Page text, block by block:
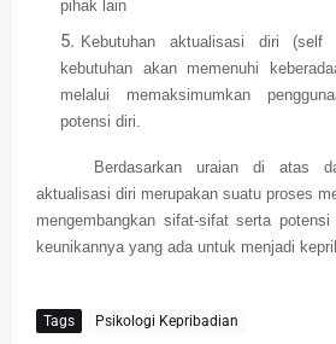
pihak lain
Kebutuhan aktualisasi diri (self
kebutuhan akan memenuhi
melalui memaksimumkan
potensi diri.
Berdasarkan uraian di atas
aktualisasi diri merupakan suatu proses
mengembangkan sifat-sifat serta
keunikannya yang ada untuk menjadi
Tags Psikologi Kepribadian